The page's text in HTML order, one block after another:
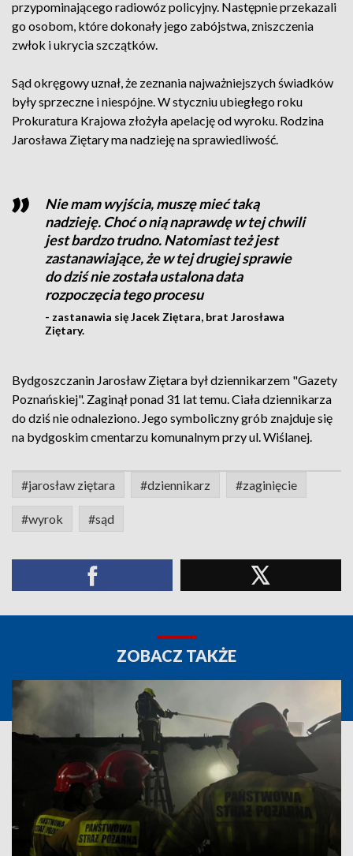
przypominającego radiowóz policyjny. Następnie przekazali
go osobom, które dokonały jego zabójstwa, zniszczenia
zwłok i ukrycia szczątków.
Sąd okręgowy uznał, że zeznania najważniejszych świadków
były sprzeczne i niespójne. W styczniu ubiegłego roku
Prokuratura Krajowa złożyła apelację od wyroku. Rodzina
Jarosława Ziętary ma nadzieję na sprawiedliwość.
Nie mam wyjścia, muszę mieć taką
nadzieję. Choć o nią naprawdę w tej chwili
jest bardzo trudno. Natomiast też jest
zastanawiające, że w tej drugiej sprawie
do dziś nie została ustalona data
rozpoczęcia tego procesu
- zastanawia się Jacek Ziętara, brat Jarosława
Ziętary.
Bydgoszczanin Jarosław Ziętara był dziennikarzem "Gazety
Poznańskiej". Zaginął ponad 31 lat temu. Ciała dziennikarza
do dziś nie odnaleziono. Jego symboliczny grób znajduje się
na bydgoskim cmentarzu komunalnym przy ul. Wiślanej.
#jarosław ziętara #dziennikarz #zaginięcie
#wyrok #sąd
ZOBACZ TAKŻE